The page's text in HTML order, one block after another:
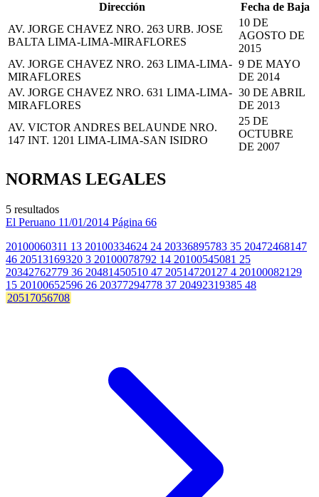
Dirección
Fecha de Baja
AV. JORGE CHAVEZ NRO. 263 URB. JOSE
BALTA LIMA-LIMA-MIRAFLORES
10 DE
AGOSTO DE
2015
AV. JORGE CHAVEZ NRO. 263 LIMA-LIMA-
MIRAFLORES
9 DE MAYO
DE 2014
AV. JORGE CHAVEZ NRO. 631 LIMA-LIMA-
MIRAFLORES
30 DE ABRIL
DE 2013
AV. VICTOR ANDRES BELAUNDE NRO.
147 INT. 1201 LIMA-LIMA-SAN ISIDRO
25 DE
OCTUBRE
DE 2007
NORMAS LEGALES
5 resultados
El Peruano 11/01/2014 Página 66
20100060311 13 20100334624 24 20336895783 35 20472468147
46 20513169320 3 20100078792 14 20100545081 25
20342762779 36 20481450510 47 20514720127 4 20100082129
15 20100652596 26 20377294778 37 20492319385 48
20517056708